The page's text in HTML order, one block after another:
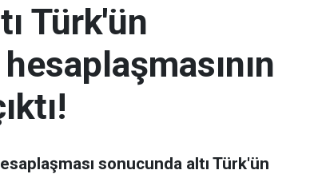
Türk'ün
sonucunda altı Türk'ün